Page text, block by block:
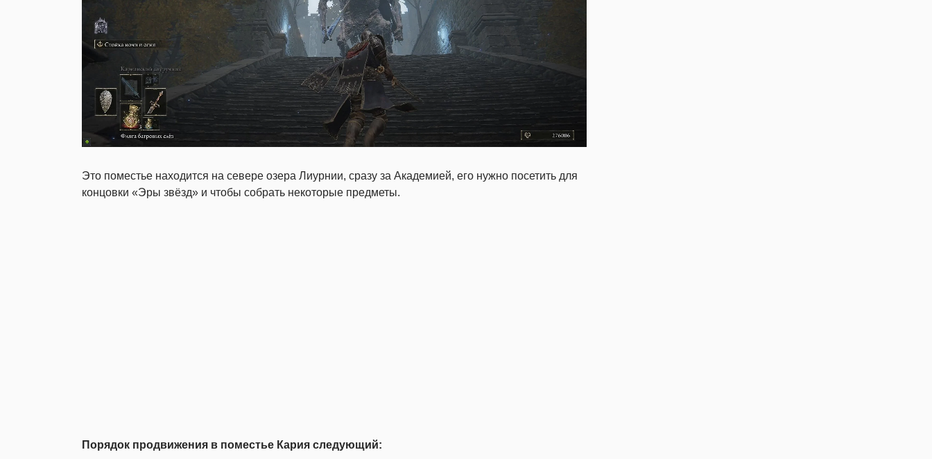
Это поместье находится на севере озера Лиурнии, сразу за Академией, его нужно посетить для
концовки «Эры звёзд» и чтобы собрать некоторые предметы.
Порядок продвижения в поместье Кария следующий: